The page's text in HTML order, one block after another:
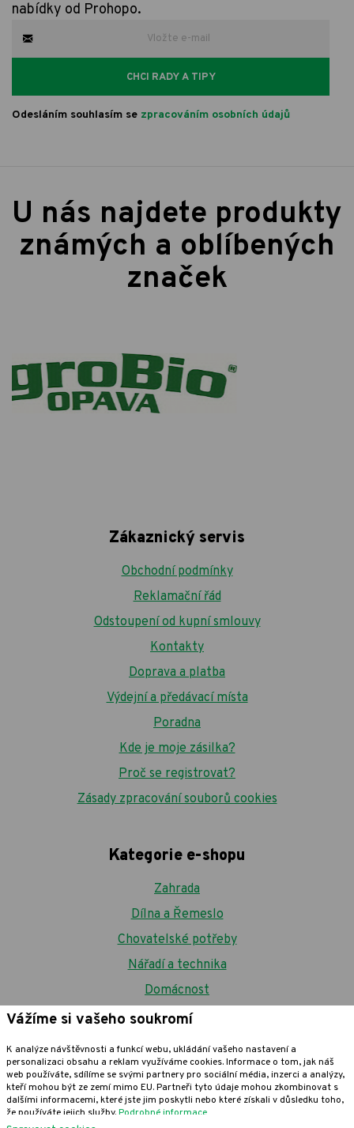
nabídky od Prohopo.
CHCI RADY A TIPY
Odesláním souhlasím se zpracováním osobních údajů
U nás najdete produkty
známých a oblíbených
značek
Zákaznický servis
Obchodní podmínky
Reklamační řád
Odstoupení od kupní smlouvy
Kontakty
Doprava a platba
Výdejní a předávací místa
Poradna
Kde je moje zásilka?
Proč se registrovat?
Zásady zpracování souborů cookies
Kategorie e-shopu
Zahrada
Dílna a Řemeslo
Chovatelské potřeby
Nářadí a technika
Domácnost
PROHOPO.cz
na Facebooku
Vážíme si vašeho soukromí
K analýze návštěvnosti a funkcí webu, ukládání vašeho nastavení a
personalizaci obsahu a reklam využíváme cookies. Informace o tom, jak náš
web používáte, sdílíme se svými partnery pro sociální média, inzerci a analýzy,
kteří mohou být ze zemí mimo EU. Partneři tyto údaje mohou zkombinovat s
dalšími informacemi, které jste jim poskytli nebo které získali v důsledku toho,
že používáte jejich služby.Podrobné informace